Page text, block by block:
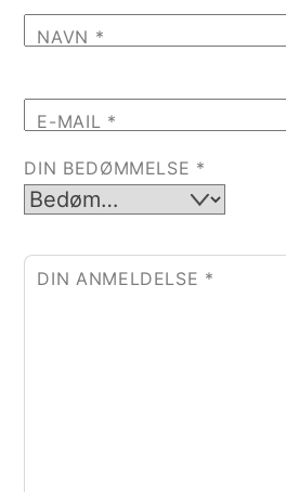
NAVN *
E-MAIL *
DIN BEDØMMELSE *
DIN ANMELDELSE *